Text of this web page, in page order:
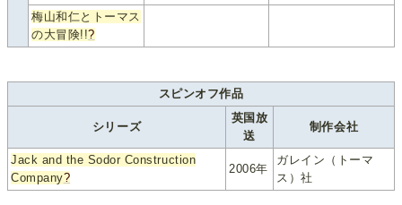
梅山和仁とトーマス
の大冒険!!?
スピンオフ作品
シリーズ
英国放
送
制作会社
Jack and the Sodor Construction
Company?
2006年
ガレイン（トーマ
ス）社